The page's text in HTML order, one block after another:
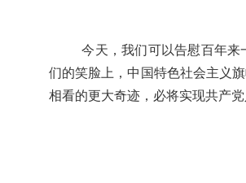
今天，我们可以告慰百年
们的笑脸上，中国特色社会主义
相看的更大奇迹，必将实现共产